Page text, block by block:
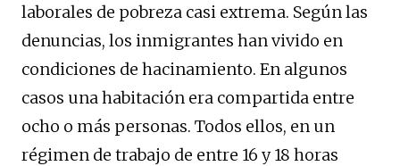
laborales de pobreza casi extrema. Según las
denuncias, los inmigrantes han vivido en
condiciones de hacinamiento. En algunos
casos una habitación era compartida entre
ocho o más personas. Todos ellos, en un
régimen de trabajo de entre 16 y 18 horas